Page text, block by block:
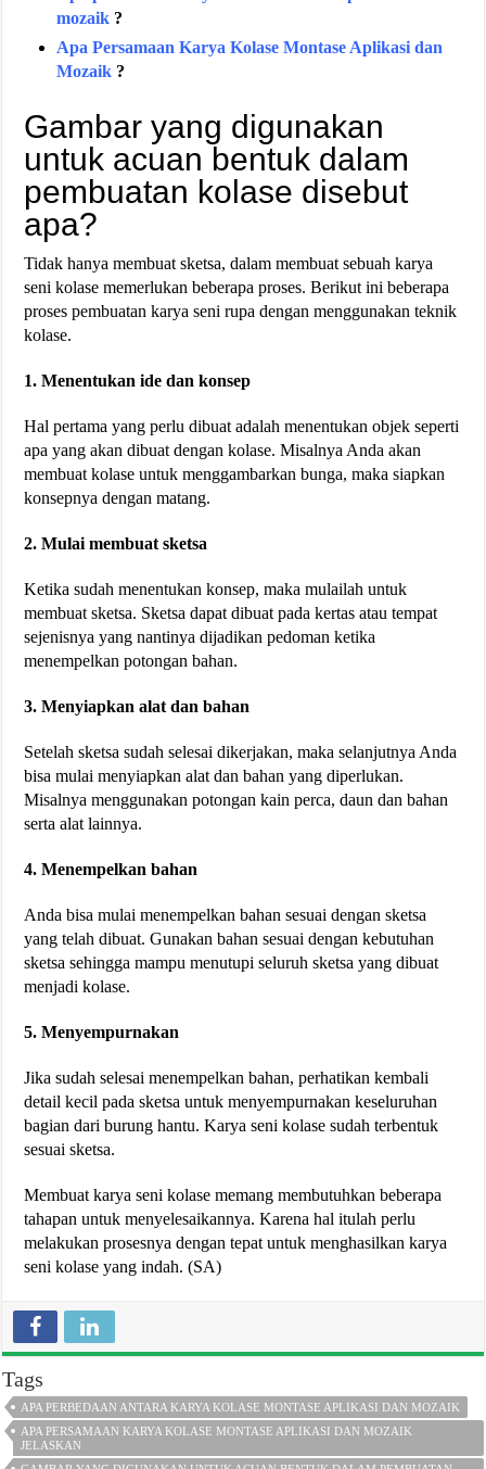
mozaik ?
Apa Persamaan Karya Kolase Montase Aplikasi dan
Mozaik ?
Gambar yang digunakan
untuk acuan bentuk dalam
pembuatan kolase disebut
apa?
Tidak hanya membuat sketsa, dalam membuat sebuah karya
seni kolase memerlukan beberapa proses. Berikut ini beberapa
proses pembuatan karya seni rupa dengan menggunakan teknik
kolase.
1. Menentukan ide dan konsep
Hal pertama yang perlu dibuat adalah menentukan objek seperti
apa yang akan dibuat dengan kolase. Misalnya Anda akan
membuat kolase untuk menggambarkan bunga, maka siapkan
konsepnya dengan matang.
2. Mulai membuat sketsa
Ketika sudah menentukan konsep, maka mulailah untuk
membuat sketsa. Sketsa dapat dibuat pada kertas atau tempat
sejenisnya yang nantinya dijadikan pedoman ketika
menempelkan potongan bahan.
3. Menyiapkan alat dan bahan
Setelah sketsa sudah selesai dikerjakan, maka selanjutnya Anda
bisa mulai menyiapkan alat dan bahan yang diperlukan.
Misalnya menggunakan potongan kain perca, daun dan bahan
serta alat lainnya.
4. Menempelkan bahan
Anda bisa mulai menempelkan bahan sesuai dengan sketsa
yang telah dibuat. Gunakan bahan sesuai dengan kebutuhan
sketsa sehingga mampu menutupi seluruh sketsa yang dibuat
menjadi kolase.
5. Menyempurnakan
Jika sudah selesai menempelkan bahan, perhatikan kembali
detail kecil pada sketsa untuk menyempurnakan keseluruhan
bagian dari burung hantu. Karya seni kolase sudah terbentuk
sesuai sketsa.
Membuat karya seni kolase memang membutuhkan beberapa
tahapan untuk menyelesaikannya. Karena hal itulah perlu
melakukan prosesnya dengan tepat untuk menghasilkan karya
seni kolase yang indah. (SA)
Tags
APA PERBEDAAN ANTARA KARYA KOLASE MONTASE APLIKASI DAN MOZAIK
APA PERSAMAAN KARYA KOLASE MONTASE APLIKASI DAN MOZAIK
JELASKAN